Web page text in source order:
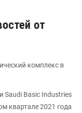
от
комплекс в
Saudi Basic Industries
квартале 2021 года